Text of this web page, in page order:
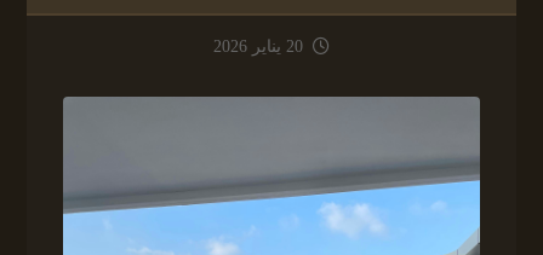
20 يناير 2026